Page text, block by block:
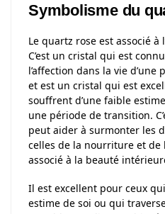
Symbolisme du
Le quartz rose est associé à
C’est un cristal qui est
l’affection dans la vie
et est un cristal qui est
souffrent d’une faible
une période de transition.
peut aider à surmonter les
celles de la nourriture et de
associé à la beauté
Il est excellent pour ceux
estime de soi ou qui